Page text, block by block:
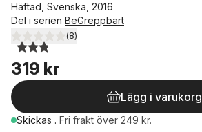
Häftad, Svenska, 2016
Del i serien BeGreppbart
2,9utav 5 stjärnor. Totalt antal röster:
(8)
319 kr
Lägg i varukorg
Skickas . Fri frakt över 249 kr.